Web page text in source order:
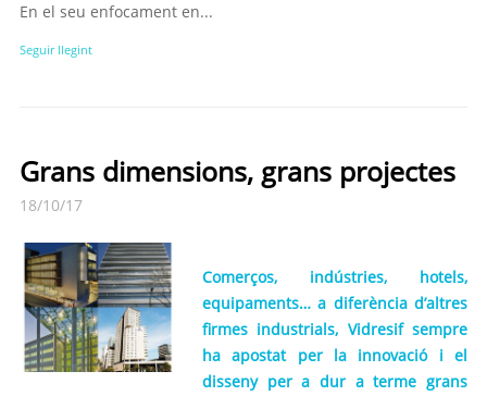
En el seu enfocament en...
Seguir llegint
Grans dimensions, grans projectes
18/10/17
Comerços, indústries, hotels,
equipaments… a diferència d’altres
firmes industrials, Vidresif sempre
ha apostat per la innovació i el
disseny per a dur a terme grans